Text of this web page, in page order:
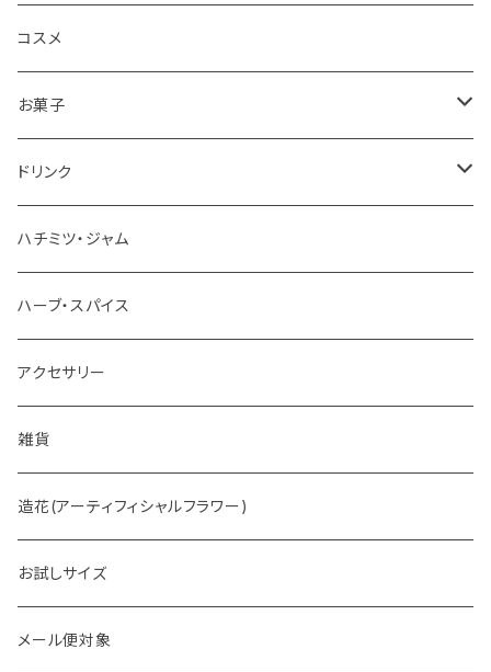
コスメ
お菓子
チョコレート
ドリンク
お茶
ホットチョコレート
ハチミツ・ジャム
ハーブ・スパイス
アクセサリー
雑貨
造花(アーティフィシャルフラワー)
お試しサイズ
メール便対象